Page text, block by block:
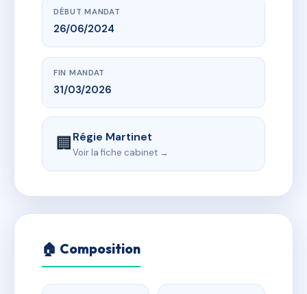
DÉBUT MANDAT
26/06/2024
FIN MANDAT
31/03/2026
🏢Régie Martinet
Voir la fiche cabinet →
🏠 Composition